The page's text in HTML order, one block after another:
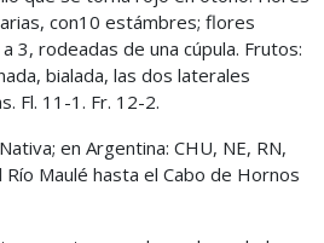
con10 estámbres; flores
3, rodeadas de una cúpula. Frutos:
bialada, las dos laterales
Fl. 11-1. Fr. 12-2.
Nativa; en Argentina: CHU, NE, RN,
Río Maulé hasta el Cabo de Hornos